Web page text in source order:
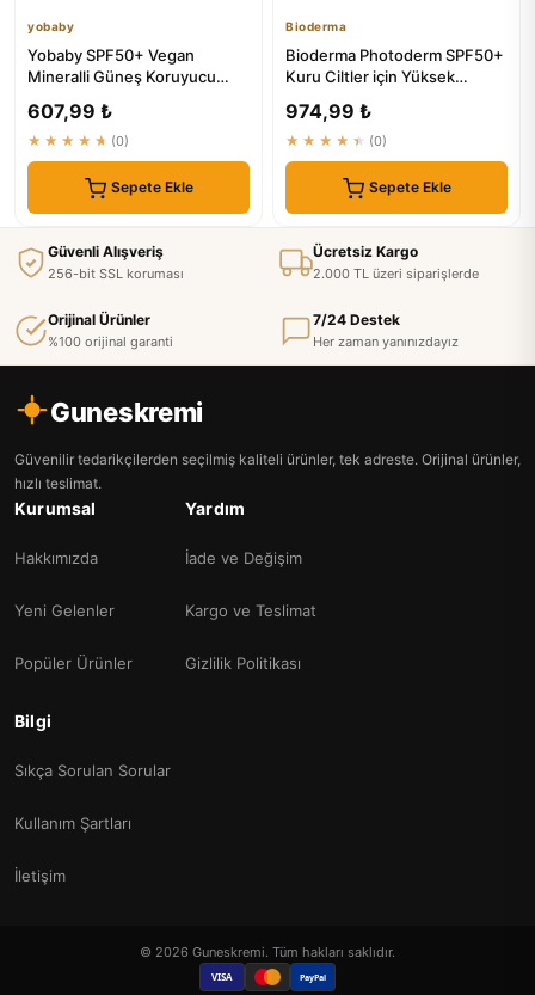
yobaby
Yobaby SPF50+ Vegan
Mineralli Güneş Koruyucu
607,99 ₺
★★★★★ (0)
Sepete Ekle
Bioderma
Bioderma Photoderm SPF50+
Kuru Ciltler için Yüksek
974,99 ₺
★★★★★ (0)
Sepete Ekle
Güvenli Alışveriş
256-bit SSL koruması
Ücretsiz Kargo
2.000 TL üzeri siparişlerde
Orijinal Ürünler
%100 orijinal garanti
7/24 Destek
Her zaman yanınızdayız
Guneskremi
Güvenilir tedarikçilerden seçilmiş kaliteli ürünler, tek adreste. Orijinal ürünler,
hızlı teslimat.
Kurumsal
Hakkımızda
Yeni Gelenler
Popüler Ürünler
Yardım
İade ve Değişim
Kargo ve Teslimat
Gizlilik Politikası
Bilgi
Sıkça Sorulan Sorular
Kullanım Şartları
İletişim
© 2026 Guneskremi. Tüm hakları saklıdır.
VISA PayPal